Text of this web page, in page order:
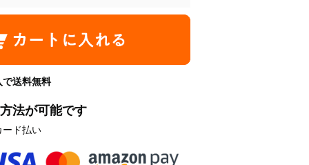
送料無料
法が可能です
ード払い